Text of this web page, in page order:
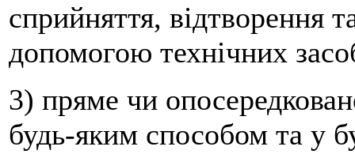
сприйняття, відтворення
допомогою технічних
3) пряме чи
будь-яким способом та у